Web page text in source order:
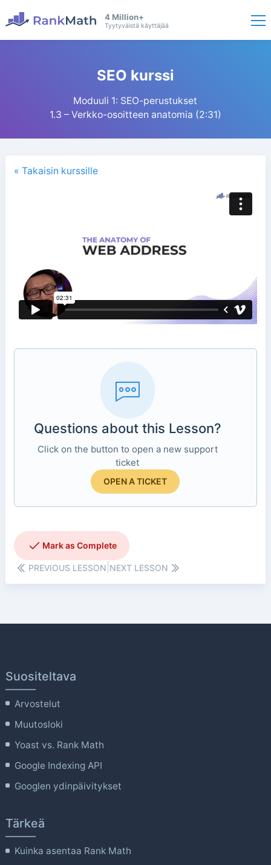
4 Million+
Tyytyväistä käyttäjää
SEO kurssi
Moduuli 1: SEO-perustukset
1.3 – Verkko-osoitteen anatomia (2:31)
« Takaisin kurssille
Questions about this Lesson?
Click on the button to open a new support
ticket
OPEN A TICKET
PREVIOUS LESSON NEXT LESSON
Suositeltava
Arvostelut
Muutosloki
Yoast vs. Rank Math
Google Indexing API
Googlen ydinpäivitykset
Tärkeä
Kuinka asentaa Rank Math